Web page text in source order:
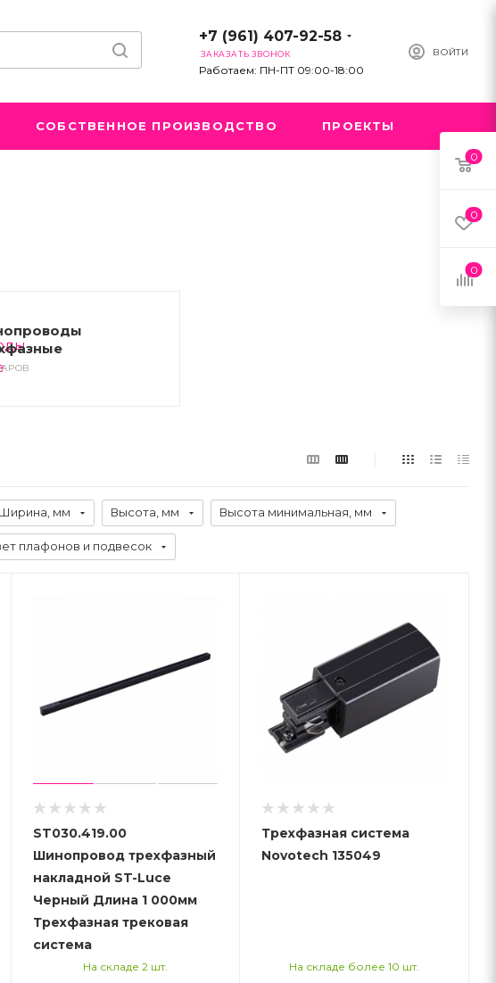
ВОЙТИ
+7 (961) 407-92-58
ЗАКАЗАТЬ ЗВОНОК
Работаем: ПН-ПТ 09:00-18:00
СОБСТВЕННОЕ ПРОИЗВОДСТВО ПРОЕКТЫ
Ширина, мм Высота, мм Высота минимальная, мм
плафонов и подвесок
ST030.419.00
Шинопровод трехфазный
накладной ST-Luce
Черный Длина 1 000мм
Трехфазная трековая
система
На складе 2 шт.
Трехфазная система
Novotech 135049
На складе более 10 шт.
0
0
0